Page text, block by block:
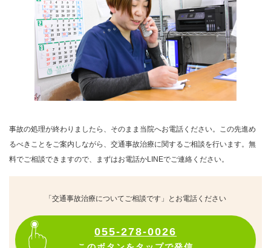
事故の処理が終わりましたら、そのまま当院へお電話ください。この先進め
るべきことをご案内しながら、交通事故治療に関するご相談を行います。無
料でご相談できますので、まずはお電話かLINEでご連絡ください。
「交通事故治療についてご相談です」とお電話ください
055-278-0026